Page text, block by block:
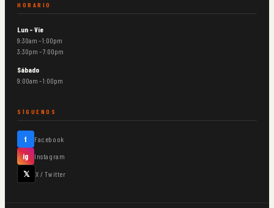
HORARIO
Lun – Vie
9:30am – 1:00pm
3:30pm – 7:00pm
Sábado
9:00am – 1:00pm
SÍGUENOS
f Facebook
ig Instagram
𝕏 X / Twitter